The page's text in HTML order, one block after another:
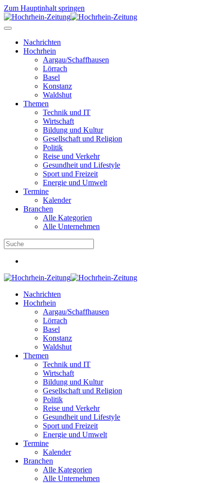
Zum Hauptinhalt springen
Nachrichten
Hochrhein
Aargau/Schaffhausen
Lörrach
Basel
Konstanz
Waldshut
Themen
Technik und IT
Wirtschaft
Bildung und Kultur
Gesellschaft und Religion
Politik
Reise und Verkehr
Gesundheit und Lifestyle
Sport und Freizeit
Energie und Umwelt
Termine
Kalender
Branchen
Alle Kategorien
Alle Unternehmen
Nachrichten
Hochrhein
Aargau/Schaffhausen
Lörrach
Basel
Konstanz
Waldshut
Themen
Technik und IT
Wirtschaft
Bildung und Kultur
Gesellschaft und Religion
Politik
Reise und Verkehr
Gesundheit und Lifestyle
Sport und Freizeit
Energie und Umwelt
Termine
Kalender
Branchen
Alle Kategorien
Alle Unternehmen